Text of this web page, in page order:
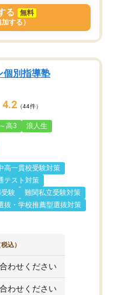
た
る
無料
する）
個別指導塾
4.2 （44件）
高3 浪人生
高一貫校受験対策
テスト対策
験
難関私立受験対策
抜・学校推薦型選抜対策
税込）
わせください
わせください